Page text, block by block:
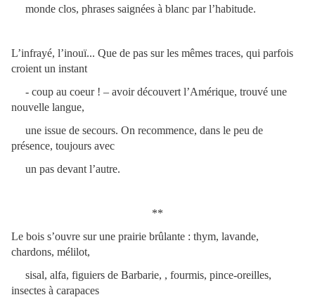
monde clos, phrases saignées à blanc par l’habitude.
L’infrayé, l’inouï... Que de pas sur les mêmes traces, qui parfois
croient un instant
- coup au coeur ! – avoir découvert l’Amérique, trouvé une
nouvelle langue,
une issue de secours. On recommence, dans le peu de
présence, toujours avec
un pas devant l’autre.
**
Le bois s’ouvre sur une prairie brûlante : thym, lavande,
chardons, mélilot,
sisal, alfa, figuiers de Barbarie, , fourmis, pince-oreilles,
insectes à carapaces